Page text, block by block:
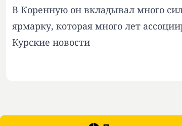
В Коренную он вкладывал много
ярмарку, которая много лет
Курские новости